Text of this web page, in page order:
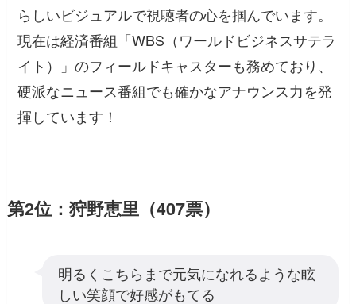
らしいビジュアルで視聴者の心を掴んでいます。
現在は経済番組「WBS（ワールドビジネスサテラ
イト）」のフィールドキャスターも務めており、
硬派なニュース番組でも確かなアナウンス力を発
揮しています！
第2位：狩野恵里（407票）
明るくこちらまで元気になれるような眩
しい笑顔で好感がもてる